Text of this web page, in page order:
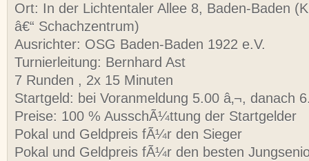
Ort: In der Lichtentaler Allee 8, Baden-Baden
â€“ Schachzentrum)
Ausrichter: OSG Baden-Baden 1922 e.V.
Turnierleitung: Bernhard Ast
7 Runden , 2x 15 Minuten
Startgeld: bei Voranmeldung 5.00 â‚¬, danach
Preise: 100 % AusschÃ¼ttung der Startgelder
Pokal und Geldpreis fÃ¼r den Sieger
Pokal und Geldpreis fÃ¼r den besten